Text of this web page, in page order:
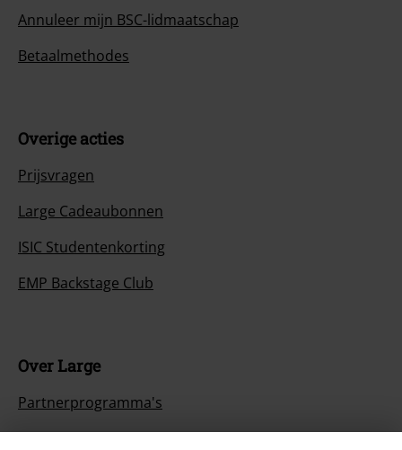
Annuleer mijn BSC-lidmaatschap
Betaalmethodes
Overige acties
Prijsvragen
Large Cadeaubonnen
ISIC Studentenkorting
EMP Backstage Club
Over Large
Partnerprogramma's
Duurzaamheid